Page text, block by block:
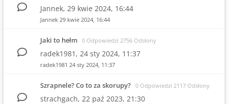
Jannek, 29 kwie 2024, 16:44
Jannek 29 kwie 2024, 16:44
Jaki to hełm 0 Odpowiedzi 2756 Odsłony
radek1981, 24 sty 2024, 11:37
radek1981 24 sty 2024, 11:37
Szrapnele? Co to za skorupy? 0 Odpowiedzi 2117 Odsłony
strachgach, 22 paź 2023, 21:30